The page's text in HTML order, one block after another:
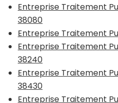
Entreprise Traitement
38080
Entreprise Traitement
Entreprise Traitement
38240
Entreprise Traitement
38430
Entreprise Traitement